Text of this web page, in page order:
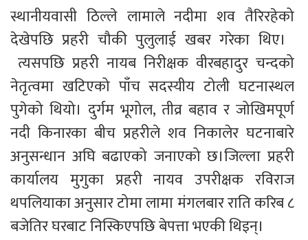
स्थानीयवासी ठिल्ले लामाले नदीमा शव तैरिरहेको
देखेपछि प्रहरी चौकी पुलुलाई खबर गरेका थिए।
त्यसपछि प्रहरी नायब निरीक्षक वीरबहादुर चन्दको
नेतृत्वमा खटिएको पाँच सदस्यीय टोली घटनास्थल
पुगेको थियो। दुर्गम भूगोल, तीव्र बहाव र जोखिमपूर्ण
नदी किनारका बीच प्रहरीले शव निकालेर घटनाबारे
अनुसन्धान अघि बढाएको जनाएको छ।जिल्ला प्रहरी
कार्यालय मुगुका प्रहरी नायव उपरीक्षक रविराज
थपलियाका अनुसार टोमा लामा मंगलबार राति करिब ८
बजेतिर घरबाट निस्किएपछि बेपत्ता भएकी थिइन्।